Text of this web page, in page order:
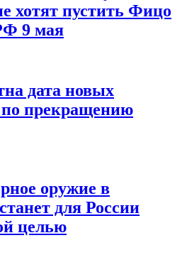
хотят пустить Фицо
9 мая
дата новых
по прекращению
оружие в
для России
целью